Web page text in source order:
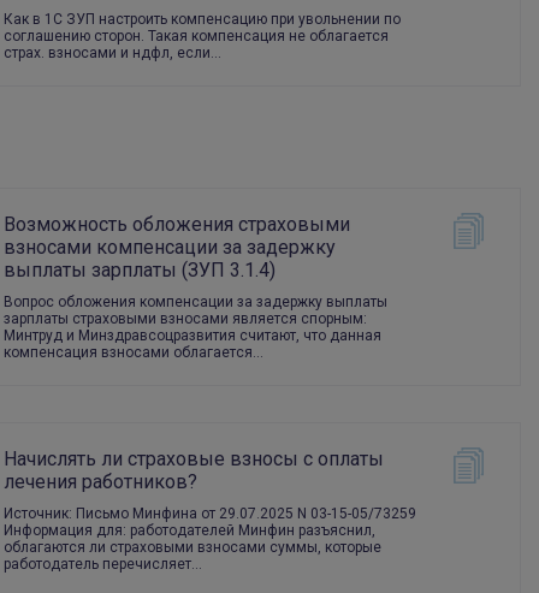
Как в 1С ЗУП настроить компенсацию при увольнении по
соглашению сторон. Такая компенсация не облагается
страх. взносами и ндфл, если…
Возможность обложения страховыми
взносами компенсации за задержку
выплаты зарплаты (ЗУП 3.1.4)
Вопрос обложения компенсации за задержку выплаты
зарплаты страховыми взносами является спорным:
Минтруд и Минздравсоцразвития считают, что данная
компенсация взносами облагается…
Начислять ли страховые взносы с оплаты
лечения работников?
Источник: Письмо Минфина от 29.07.2025 N 03-15-05/73259
Информация для: работодателей Минфин разъяснил,
облагаются ли страховыми взносами суммы, которые
работодатель перечисляет…